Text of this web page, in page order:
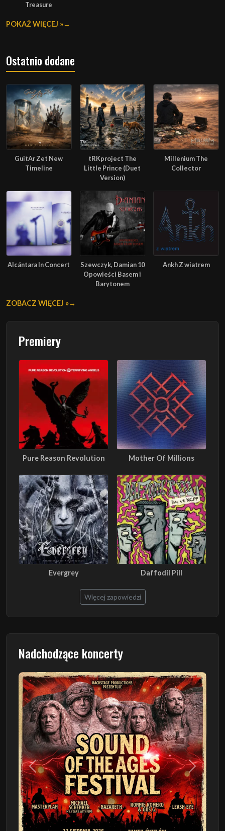
Treasure
POKAŻ WIĘCEJ »
Ostatnio dodane
GuitAr Zet New
Timeline
tRKproject The
Little Prince (Duet
Version)
Millenium The
Collector
Alcántara In Concert
Szewczyk, Damian 10
Opowieści Basem i
Barytonem
Ankh Z wiatrem
ZOBACZ WIĘCEJ »
Premiery
Pure Reason Revolution Mother Of Millions
Evergrey Daffodil Pill
Więcej zapowiedzi
Nadchodzące koncerty
Poprzedni Następny